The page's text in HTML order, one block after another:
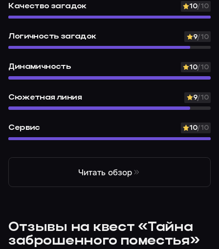
Качество загадок 10/10
Логичность загадок 9/10
Динамичность 10/10
Сюжетная линия 9/10
Сервис 10/10
Читать обзор
Отзывы на квест «Тайна
заброшенного поместья»